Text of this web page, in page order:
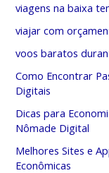
viagens na baixa
viajar com
voos baratos
Como Encontrar
Digitais
Dicas para
Nômade Digital
Melhores Sites e
Econômicas